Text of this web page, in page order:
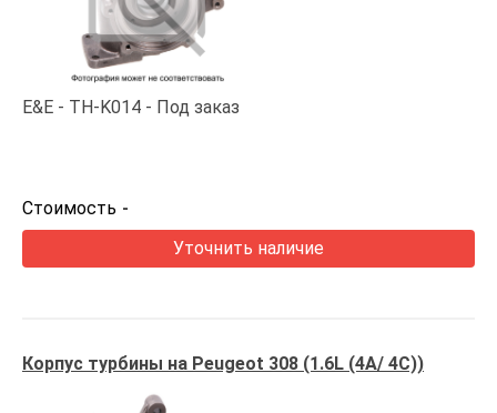
E&E TH-K014 Под заказ
Стоимость -
Уточнить наличие
Корпус турбины на Peugeot 308 (1.6L (4A/ 4C))